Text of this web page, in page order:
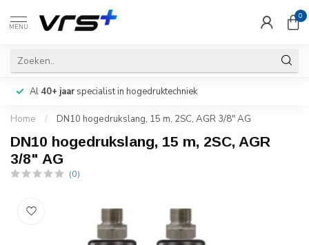
MENU
0
Al 40+ jaarspecialist in hogedruktechniek
Home / DN10 hogedrukslang, 15 m, 2SC, AGR 3/8" AG
DN10 hogedrukslang, 15 m, 2SC, AGR
3/8" AG
(0)